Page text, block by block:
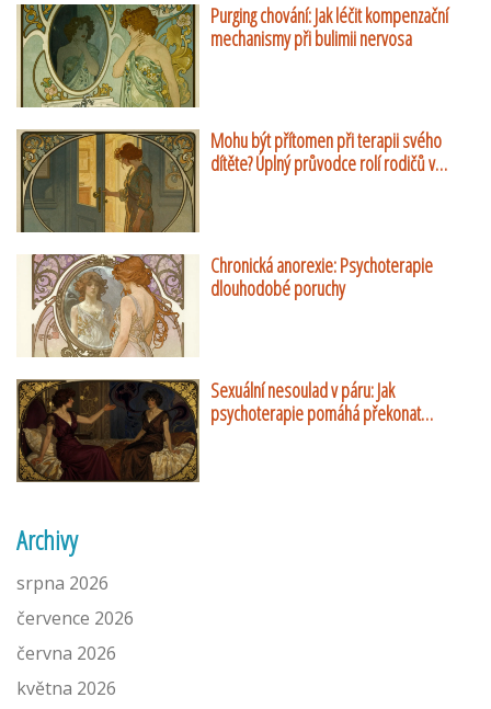
Purging chování: Jak léčit kompenzační
mechanismy při bulimii nervosa
Mohu být přítomen při terapii svého
dítěte? Úplný průvodce rolí rodičů v
Chronická anorexie: Psychoterapie
dlouhodobé poruchy
Sexuální nesoulad v páru: Jak
psychoterapie pomáhá překonat
Archivy
srpna 2026
července 2026
června 2026
května 2026